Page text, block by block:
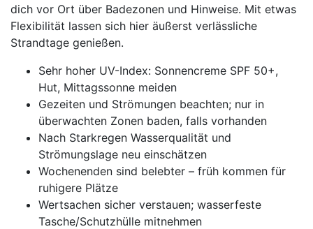
dich vor Ort über Badezonen und Hinweise. Mit etwas
Flexibilität lassen sich hier äußerst verlässliche
Strandtage genießen.
Sehr hoher UV-Index: Sonnencreme SPF 50+,
Hut, Mittagssonne meiden
Gezeiten und Strömungen beachten; nur in
überwachten Zonen baden, falls vorhanden
Nach Starkregen Wasserqualität und
Strömungslage neu einschätzen
Wochenenden sind belebter – früh kommen für
ruhigere Plätze
Wertsachen sicher verstauen; wasserfeste
Tasche/Schutzhülle mitnehmen